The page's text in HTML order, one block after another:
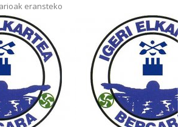
eransteko